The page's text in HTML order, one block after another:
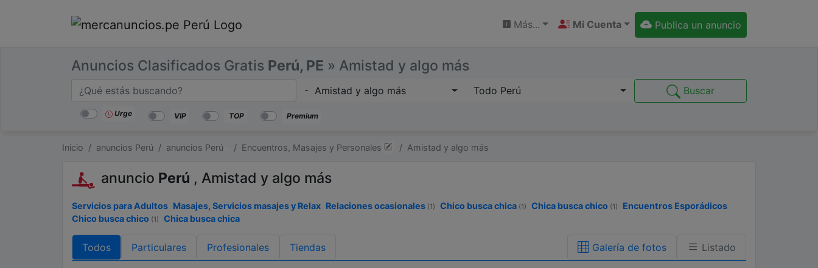
Más... Mi Cuenta Publica un anuncio
Anuncios Clasificados Gratis Perú, PE » Amistad y algo más
Buscar
Categorías
- Amistad y algo más
lugar
Todo Perú Buscar
Urge VIP TOP Premium
Inicio anuncios Perú anuncios Perú Encuentros, Masajes y Personales Amistad y algo más
anuncio Perú , Amistad y algo más
Servicios para Adultos Masajes, Servicios masajes y Relax Relaciones ocasionales (1) Chico busca chica (1) Chica busca chico (1)
Encuentros Esporádicos
Chico busca chico (1) Chica busca chica
Todos Particulares Profesionales Tiendas Galería de fotos Listado